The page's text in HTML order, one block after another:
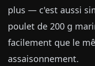
plus — c'est aussi
poulet de 200 g
facilement que le
assaisonnement.